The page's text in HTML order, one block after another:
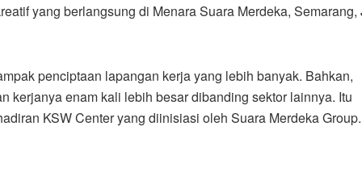
yang berlangsung di Menara Suara Merdeka, Semarang,
penciptaan lapangan kerja yang lebih banyak. Bahkan,
kerjanya enam kali lebih besar dibanding sektor lainnya. Itu
KSW Center yang diinisiasi oleh Suara Merdeka Group.